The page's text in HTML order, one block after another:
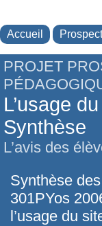
Accueil
PROJET
L’usage
Synthèse
L’avis des
Synthèse
301PYos
l’usage du